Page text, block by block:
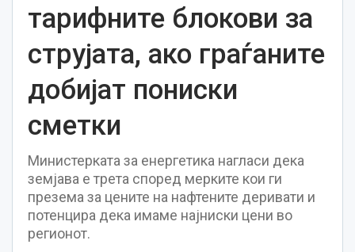
тарифните блокови за
струјата, ако граѓаните
добијат пониски
сметки
Министерката за енергетика нагласи дека
земјава е трета според мерките кои ги
презема за цените на нафтените деривати и
потенцира дека имаме најниски цени во
регионот.